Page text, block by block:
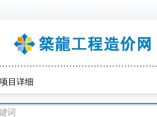
项目详细